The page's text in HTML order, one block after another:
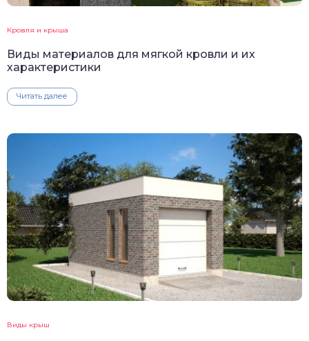
Кровля и крыша
Виды материалов для мягкой кровли и их
характеристики
Читать далее
Виды крыш